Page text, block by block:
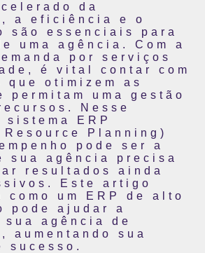
da
a eficiência e o
são essenciais para
uma agência. Com a
por serviços
é vital contar com
que otimizem as
permitam uma gestão
Nesse
ERP
Planning)
pode ser a
sua agência precisa
resultados ainda
Este artigo
como um ERP de alto
pode ajudar a
agência de
aumentando sua
sucesso.